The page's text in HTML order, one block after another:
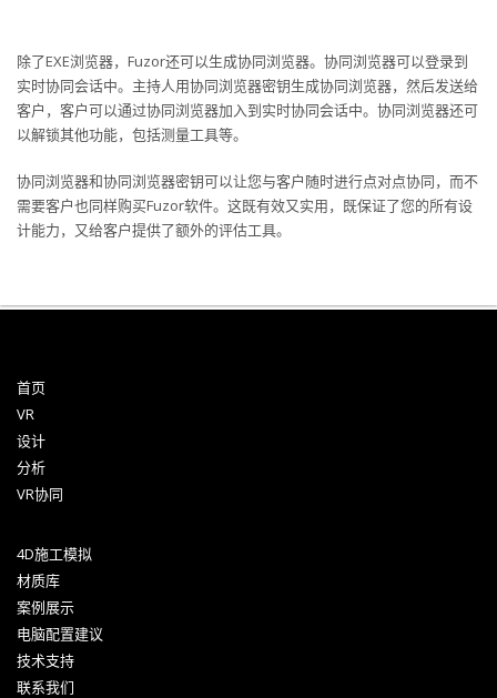
除了EXE浏览器，Fuzor还可以生成协同浏览器。协同浏览器可以登录到
实时协同会话中。主持人用协同浏览器密钥生成协同浏览器，然后发送给
客户，客户可以通过协同浏览器加入到实时协同会话中。协同浏览器还可
以解锁其他功能，包括测量工具等。
协同浏览器和协同浏览器密钥可以让您与客户随时进行点对点协同，而不
需要客户也同样购买Fuzor软件。这既有效又实用，既保证了您的所有设
计能力，又给客户提供了额外的评估工具。
首页
VR
设计
分析
VR协同
4D施工模拟
材质库
案例展示
电脑配置建议
技术支持
联系我们